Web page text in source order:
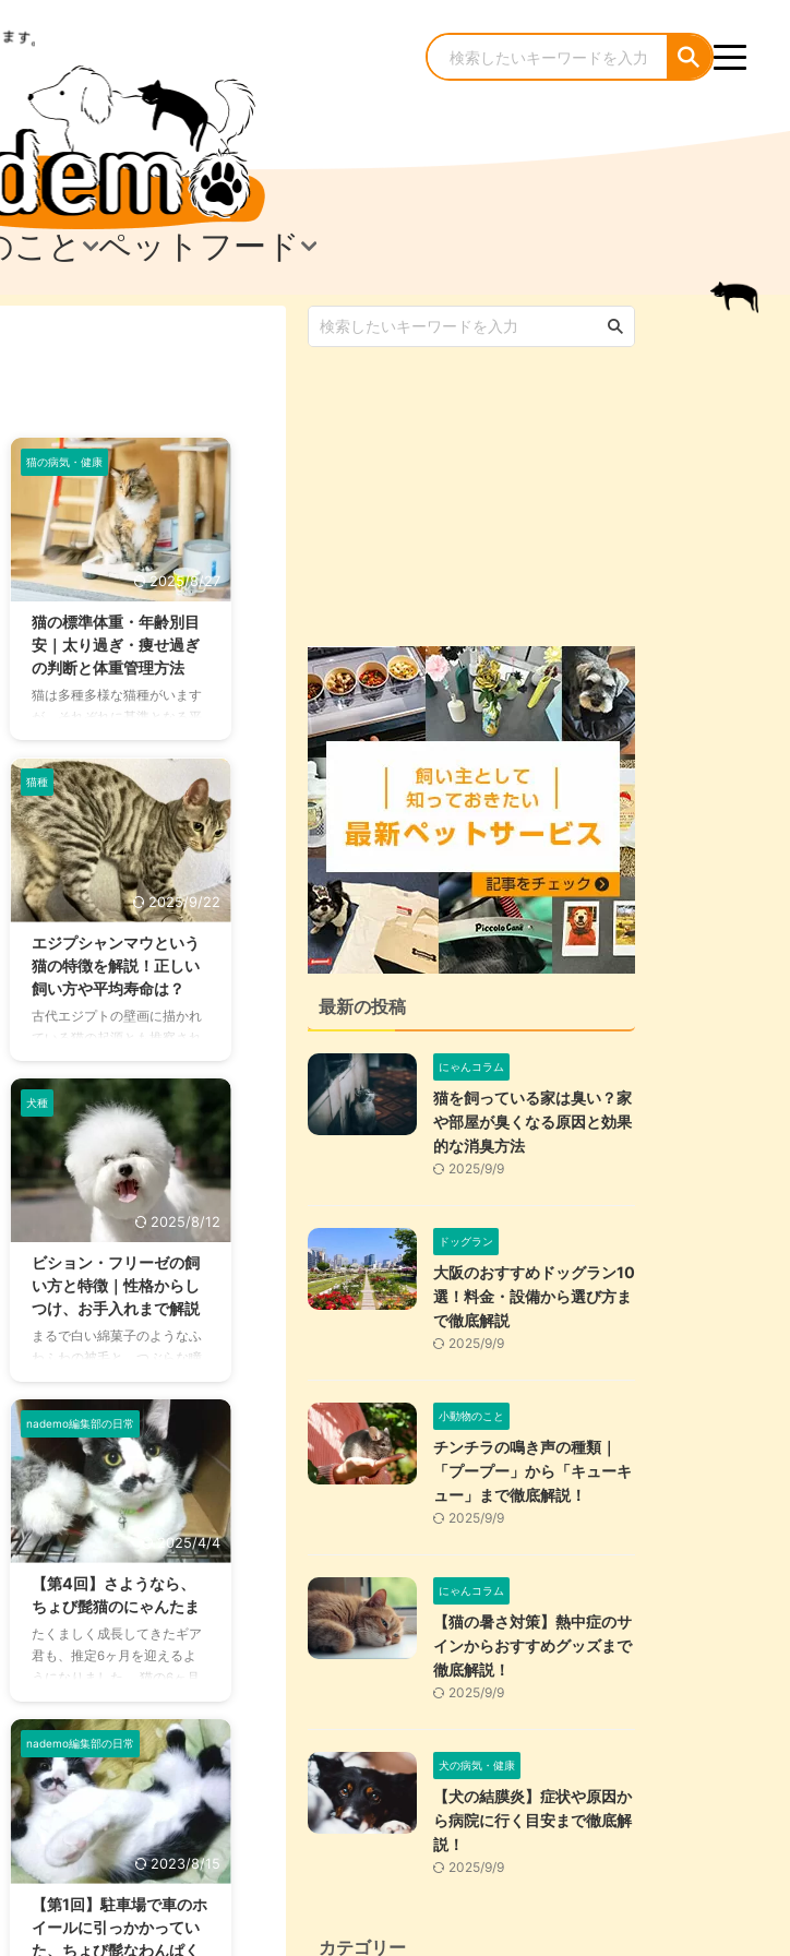
犬のケア・お手入れ
こと
猫のケア・お手入れ
ペットフード
猫の病気・健康
2025/8/27
猫の標準体重・年齢別目
安｜太り過ぎ・痩せ過ぎ
の判断と体重管理方法
猫は多種多様な猫種がいます
が、それぞれに基準となる平
均体重があることはご存知で
しょうか。 週齢や月齢に応じ
て必要な摂取カロリーも違う
ために、体重管理は健康を維
持するための重要な要素にな
ります。 体重の変動は病気を
早期発見するためにも体重の
管理は欠かせません。 今回は
理想的な体型の見分け方と、
太り過ぎや痩せ過ぎの時の改
善方法についてご説明しま
す。 この記事の結論 猫は年齢
によって適正体重があるた
め、ひとつの目安にしてみる
を発見できる 太り過ぎや痩せ
過ぎは ...
猫種
2025/9/22
エジプシャンマウという
猫の特徴を解説！正しい
飼い方や平均寿命は？
古代エジプトの壁画に描かれ
ている猫の起源とも推察され
ているエジプシャンマウ。短
毛に多くのスポット（斑点模
様）を持ち、凛々しい瞳が特
徴です。 エジプシャンマウ
は、その見た目の愛らしさか
ら古代の人々にも愛されてき
ました。ピラミッドの時代か
らの歴史もあると言われるエ
ジプシャンマウの魅力を解説
していきます。 この記事の結
論 エジプシャンマウは、地肌
にもスポット（斑点模様）が
ある唯一の猫種 アクティブで
活動的、イエネコの中ではス
さんにとても懐いて、犬のよ
うにしつけができる たくさん
遊ぶ時 ...
犬種
2025/8/12
ビション・フリーゼの飼
い方と特徴｜性格からし
つけ、お手入れまで解説
まるで白い綿菓子のようなふ
わふわの被毛と、つぶらな瞳
が愛らしいビション・フリー
ゼ。そのキュートな見た目だ
けでなく、陽気で人懐っこい
性格も相まって、世界中で多
くの人々を魅了し続けていま
す。 しかし、その愛らしい姿
を保つためには、日々の被毛
のお手入れが欠かせません。
また、初めて犬を飼う方にと
っては、しつけや飼育環境の
準備など、分からないことも
この記事では、ビション・フ
リーゼを家族として迎え入れ
や身体的な特徴から、迎え入
れるための費 ...
nademo編集部の日常
2025/4/4
【第4回】さようなら、
ちょび髭猫のにゃんたま
たくましく成長してきたギア
君も、推定6ヶ月を迎えるよ
うになりました。 猫の6ヶ月
は性成熟して、成猫となる頃
です。 個性も出てきて、一人
前の男の子になりつつありま
す。 月日の流れは早いとしみ
じみとしながらも、そろそろ
考えなければいけないことが
ありました。 代々のわが家の
猫はみな通ってきた道。避け
ては通れない試練を受ける頃
です。 ギア君の初めての手術
の時期がやってきました。 去
勢することによるメリット わ
nademo編集部の日常
2023/8/15
【第1回】駐車場で車のホ
イールに引っかかってい
た、ちょび髭なわんぱく
最新の投稿
にゃんコラム
猫を飼っている家は臭い？家
や部屋が臭くなる原因と効果
的な消臭方法
2025/9/9
ドッグラン
大阪のおすすめドッグラン10
選！料金・設備から選び方ま
で徹底解説
2025/9/9
小動物のこと
チンチラの鳴き声の種類｜
「プープー」から「キューキ
ュー」まで徹底解説！
2025/9/9
にゃんコラム
【猫の暑さ対策】熱中症のサ
インからおすすめグッズまで
徹底解説！
2025/9/9
犬の病気・健康
【犬の結膜炎】症状や原因か
ら病院に行く目安まで徹底解
説！
2025/9/9
カテゴリー